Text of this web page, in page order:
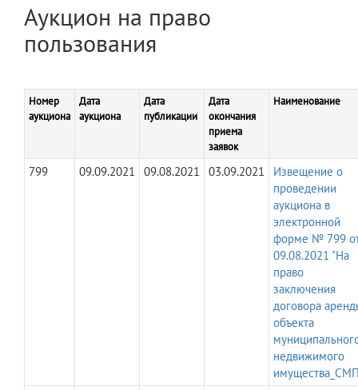
Аукцион на право
пользования
Номер
аукциона
Дата
аукциона
Дата
публикации
Дата
окончания
приема
заявок
Наименование
799 09.09.2021 09.08.2021 03.09.2021
Извещение о
проведении
аукциона в
электронной
форме № 799
09.08.2021 "На
право
заключения
договора
объекта
недвижимого